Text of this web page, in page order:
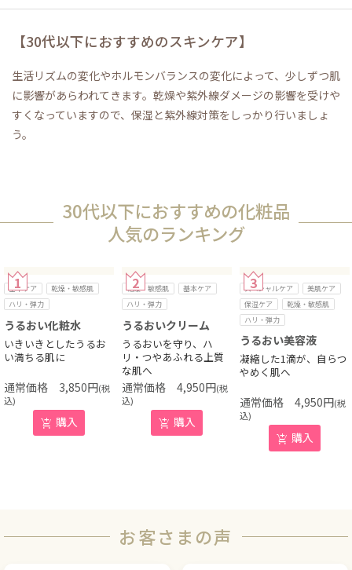
【30代以下におすすめのスキンケア】
生活リズムの変化やホルモンバランスの変化によって、少しずつ肌
に影響があらわれてきます。乾燥や紫外線ダメージの影響を受けや
すくなっていますので、保湿と紫外線対策をしっかり行いましょ
う。
30代以下におすすめの化粧品
人気のランキング
基本ケア
乾燥・敏感肌
ハリ・弾力
うるおい化粧水
いきいきとしたうるお
い満ちる肌に
3,850円(税
込)
購入
乾燥・敏感肌
基本ケア
ハリ・弾力
うるおいクリーム
うるおいを守り、ハ
リ・つやあふれる上質
な肌へ
4,950円(税
込)
購入
スペシャルケア
美肌ケア
保湿ケア
乾燥・敏感肌
ハリ・弾力
うるおい美容液
凝縮した1滴が、自らつ
やめく肌へ
4,950円(税
込)
購入
お客さまの声